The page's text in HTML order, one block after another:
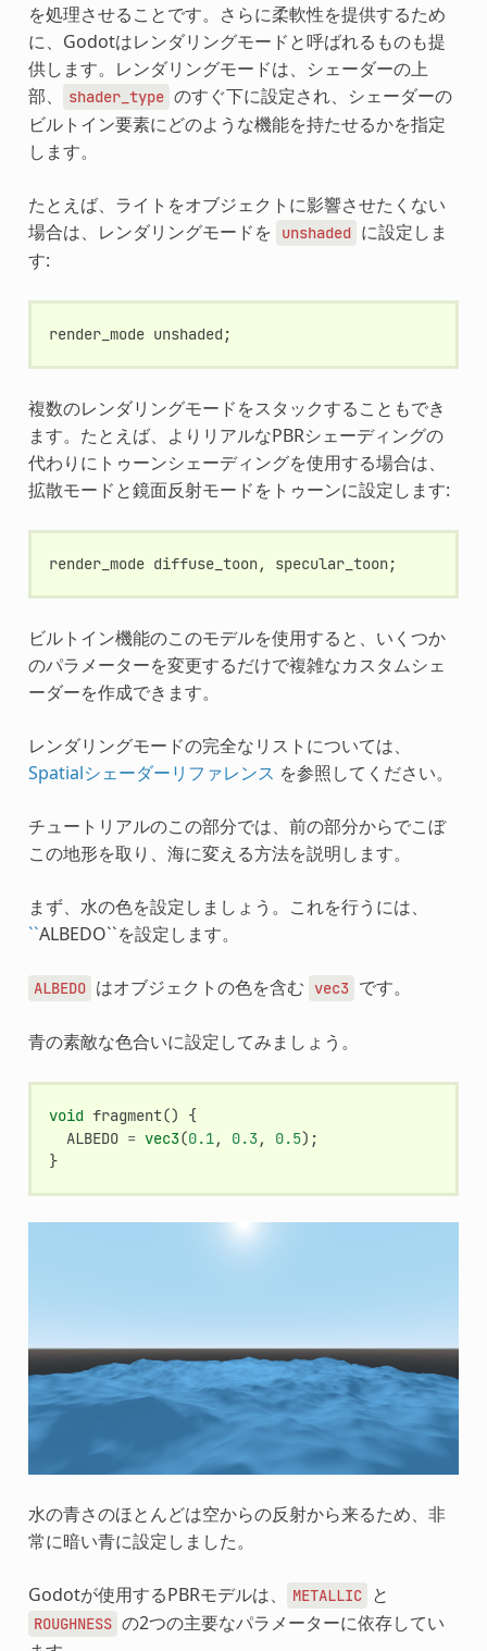
を処理させることです。さらに柔軟性を提供するため
に、Godotはレンダリングモードと呼ばれるものも提
供します。レンダリングモードは、シェーダーの上
部、
shader_type のすぐ下に設定され、シェーダーの
ビルトイン要素にどのような機能を持たせるかを指定
します。
たとえば、ライトをオブジェクトに影響させたくない
場合は、レンダリングモードを
unshaded に設定しま
す:
render_mode unshaded ;
複数のレンダリングモードをスタックすることもでき
ます。たとえば、よりリアルなPBRシェーディングの
代わりにトゥーンシェーディングを使用する場合は、
拡散モードと鏡面反射モードをトゥーンに設定します:
render_mode diffuse_toon, specular_toon;
ビルトイン機能のこのモデルを使用すると、いくつか
のパラメーターを変更するだけで複雑なカスタムシェ
ーダーを作成できます。
レンダリングモードの完全なリストについては、
Spatialシェーダーリファレンス を参照してください。
チュートリアルのこの部分では、前の部分からでこぼ
この地形を取り、海に変える方法を説明します。
まず、水の色を設定しましょう。これを行うには、
``ALBEDO``を設定します。
ALBEDO はオブジェクトの色を含む vec3 です。
青の素敵な色合いに設定してみましょう。
void fragment()
{
ALBEDO = vec3(0.1, 0.3, 0.5);
}
水の青さのほとんどは空からの反射から来るため、非
常に暗い青に設定しました。
Godotが使用するPBRモデルは、 METALLIC と
ROUGHNESS の2つの主要なパラメーターに依存してい